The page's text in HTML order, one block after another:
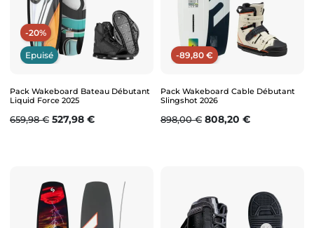
-20%
Epuisé
Pack Wakeboard Bateau Débutant
Liquid Force 2025
Prix de base
659,98 € Prix
527,98 €
-89,80 €
Pack Wakeboard Cable Débutant
Slingshot 2026
Prix de base
898,00 € Prix
808,20 €